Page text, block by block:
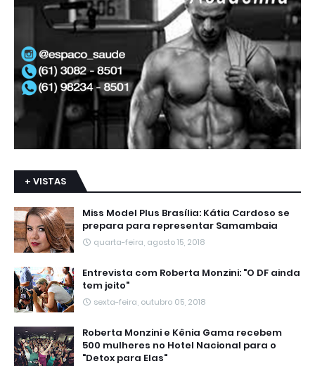
+ VISTAS
Miss Model Plus Brasília: Kátia Cardoso se
prepara para representar Samambaia
quarta-feira, agosto 15, 2018
Entrevista com Roberta Monzini: "O DF ainda
tem jeito"
sexta-feira, outubro 05, 2018
Roberta Monzini e Kênia Gama recebem
500 mulheres no Hotel Nacional para o
"Detox para Elas"